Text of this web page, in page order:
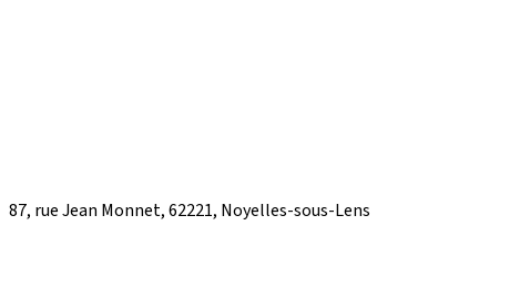
87, rue Jean Monnet, 62221, Noyelles-sous-Lens